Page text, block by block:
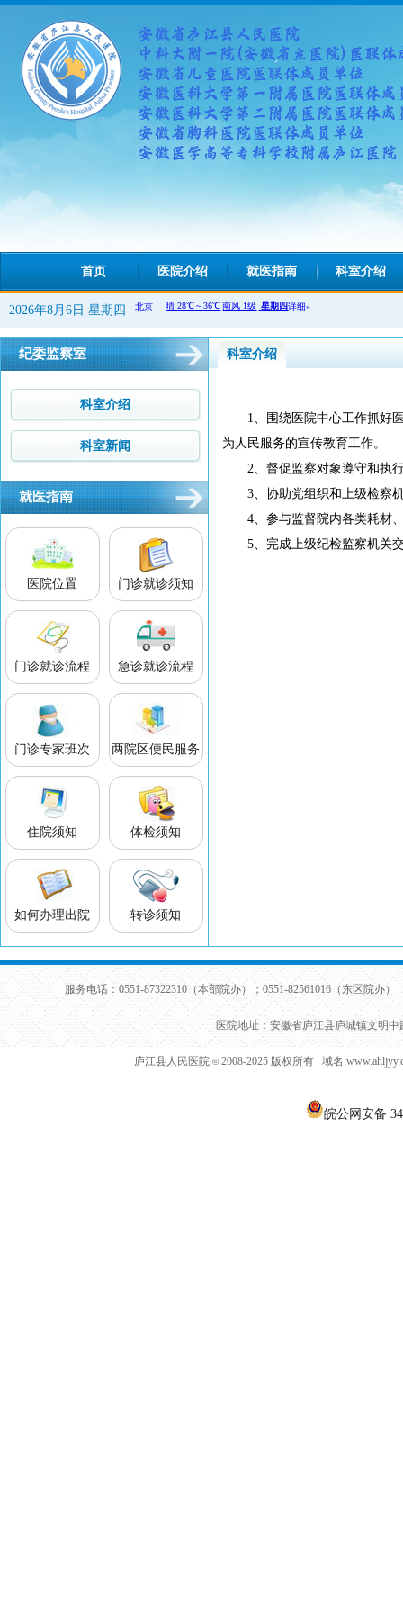
首页 医院介绍 就医指南 科室介绍
2026年8月6日 星期四
纪委监察室
科室介绍
科室新闻
就医指南
医院位置 门诊就诊须知
门诊就诊流程 急诊就诊流程
门诊专家班次 两院区便民服务
住院须知 体检须知
如何办理出院 转诊须知
科室介绍
1、围绕医院中心工作抓好
为人民服务的宣传教育工作。
2、督促监察对象遵守和执
3、协助党组织和上级检察
4、参与监督院内各类耗材
5、完成上级纪检监察机关
服务电话：0551-87322310（本部院办）；0551-82561016（东区院办
医院地址：安徽省庐江县庐城镇文明
庐江县人民医院 © 2008-2025 版权所有 域名
皖公网安备